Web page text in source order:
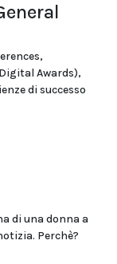
Awards),
di successo
di una donna a
Perchè?